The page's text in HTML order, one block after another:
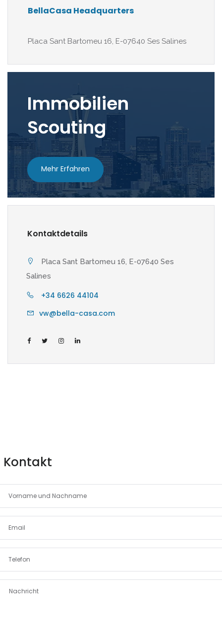
BellaCasa Headquarters
Placa Sant Bartomeu 16, E-07640 Ses Salines
Immobilien
Scouting
Mehr Erfahren
Kontaktdetails
Placa Sant Bartomeu 16, E-07640 Ses
Salines
+34 6626 44104
vw@bella-casa.com
Kontakt